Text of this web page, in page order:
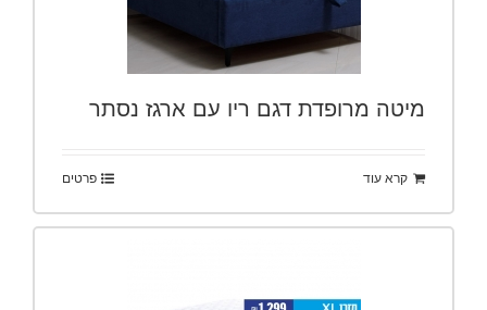
מיטה מרופדת דגם ריו עם ארגז נסתר
קרא עוד פרטים